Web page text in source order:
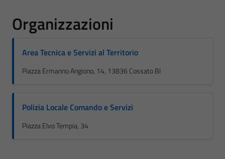
Organizzazioni
Area Tecnica e Servizi al Territorio
Piazza Ermanno Angiono, 14, 13836 Cossato BI
Polizia Locale Comando e Servizi
Piazza Elvo Tempia, 34